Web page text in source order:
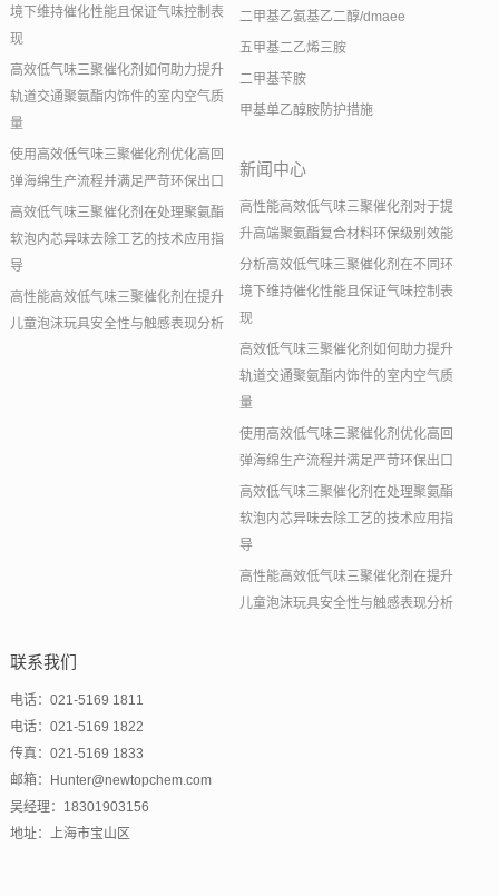
境下维持催化性能且保证气味控制表
现
高效低气味三聚催化剂如何助力提升
轨道交通聚氨酯内饰件的室内空气质
量
使用高效低气味三聚催化剂优化高回
弹海绵生产流程并满足严苛环保出口
高效低气味三聚催化剂在处理聚氨酯
软泡内芯异味去除工艺的技术应用指
导
高性能高效低气味三聚催化剂在提升
儿童泡沫玩具安全性与触感表现分析
二甲基乙氨基乙二醇/dmaee
五甲基二乙烯三胺
二甲基苄胺
甲基单乙醇胺防护措施
新闻中心
高性能高效低气味三聚催化剂对于提
升高端聚氨酯复合材料环保级别效能
分析高效低气味三聚催化剂在不同环
境下维持催化性能且保证气味控制表
现
高效低气味三聚催化剂如何助力提升
轨道交通聚氨酯内饰件的室内空气质
量
使用高效低气味三聚催化剂优化高回
弹海绵生产流程并满足严苛环保出口
高效低气味三聚催化剂在处理聚氨酯
软泡内芯异味去除工艺的技术应用指
导
高性能高效低气味三聚催化剂在提升
儿童泡沫玩具安全性与触感表现分析
联系我们
电话：021-5169 1811
电话：021-5169 1822
传真：021-5169 1833
邮箱：Hunter@newtopchem.com
吴经理：18301903156
地址：上海市宝山区